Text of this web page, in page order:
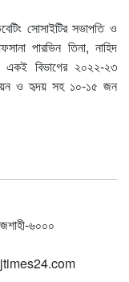
সোসাইটির সভাপতি ও
পারভিন তিনা, নাহিদ
একই বিভাগের ২০২২-২৩
রিয়ন ও হৃদয় সহ ১০-১৫ জন
৬০০০